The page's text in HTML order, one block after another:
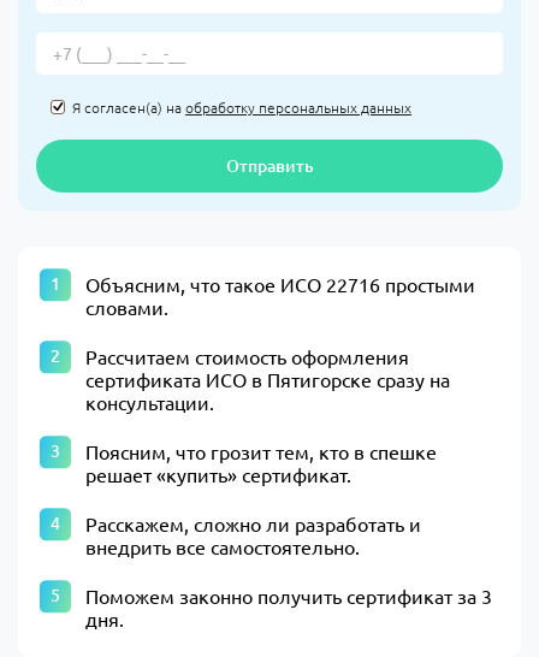
Я согласен(а) наобработку персональных данных
Отправить
Объясним, что такое ИСО 22716 простыми
словами.
Рассчитаем стоимость оформления
сертификата ИСО в Пятигорске сразу на
консультации.
Поясним, что грозит тем, кто в спешке
решает «купить» сертификат.
Расскажем, сложно ли разработать и
внедрить все самостоятельно.
Поможем законно получить сертификат за 3
дня.